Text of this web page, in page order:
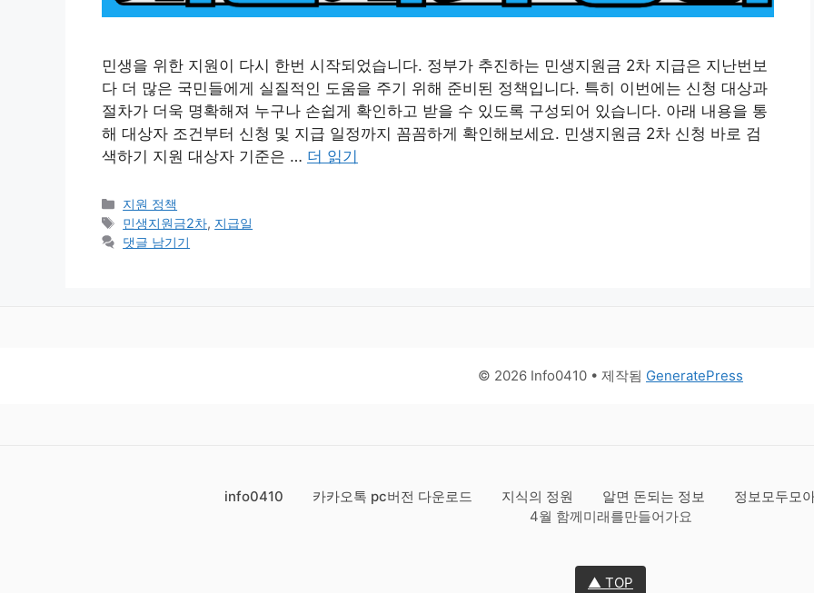
민생을 위한 지원이 다시 한번 시작되었습니다. 정부가 추진하는 민생지원금 2차 지급은 지난번보
다 더 많은 국민들에게 실질적인 도움을 주기 위해 준비된 정책입니다. 특히 이번에는 신청 대상과
절차가 더욱 명확해져 누구나 손쉽게 확인하고 받을 수 있도록 구성되어 있습니다. 아래 내용을 통
해 대상자 조건부터 신청 및 지급 일정까지 꼼꼼하게 확인해보세요. 민생지원금 2차 신청 바로 검
색하기 지원 대상자 기준은 … 더 읽기
카
테
고
지원 정책
태
그
민생지원금2차, 지급일
댓글 남기기
© 2026 Info0410 • 제작됨 GeneratePress
info0410 카카오톡 pc버전 다운로드 지식의 정원 알면 돈되는 정보 정보모두모
4월 함께미래를만들어가요
▲ TOP